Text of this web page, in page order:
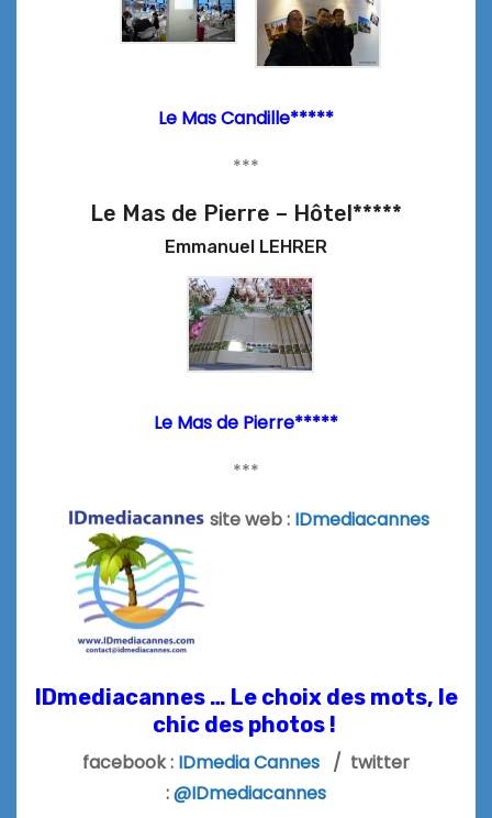
Le Mas Candille*****
***
Le Mas de Pierre – Hôtel*****
Emmanuel LEHRER
Le Mas de Pierre*****
***
site web : IDmediacannes
IDmediacannes … Le choix des mots, le
chic des photos !
facebook : IDmedia Cannes / twitter
:@IDmediacannes